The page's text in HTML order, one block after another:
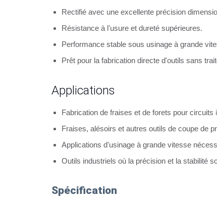
Rectifié avec une excellente précision
Résistance à l'usure et dureté supérieures.
Performance stable sous usinage à grande
Prêt pour la fabrication directe d'outils sans
Applications
Fabrication de fraises et de forets pour circuits
Fraises, alésoirs et autres outils de coupe de
Applications d'usinage à grande vitesse
Outils industriels où la précision et la stabilité
Spécification